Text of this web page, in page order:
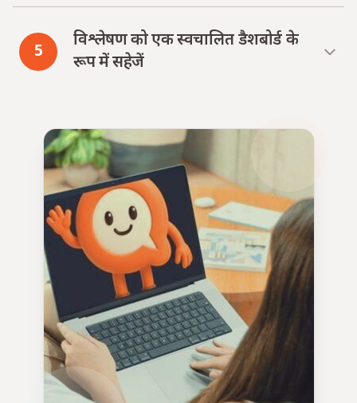
5
विश्लेषण को एक स्वचालित डैशबोर्ड के
रूप में सहेजें